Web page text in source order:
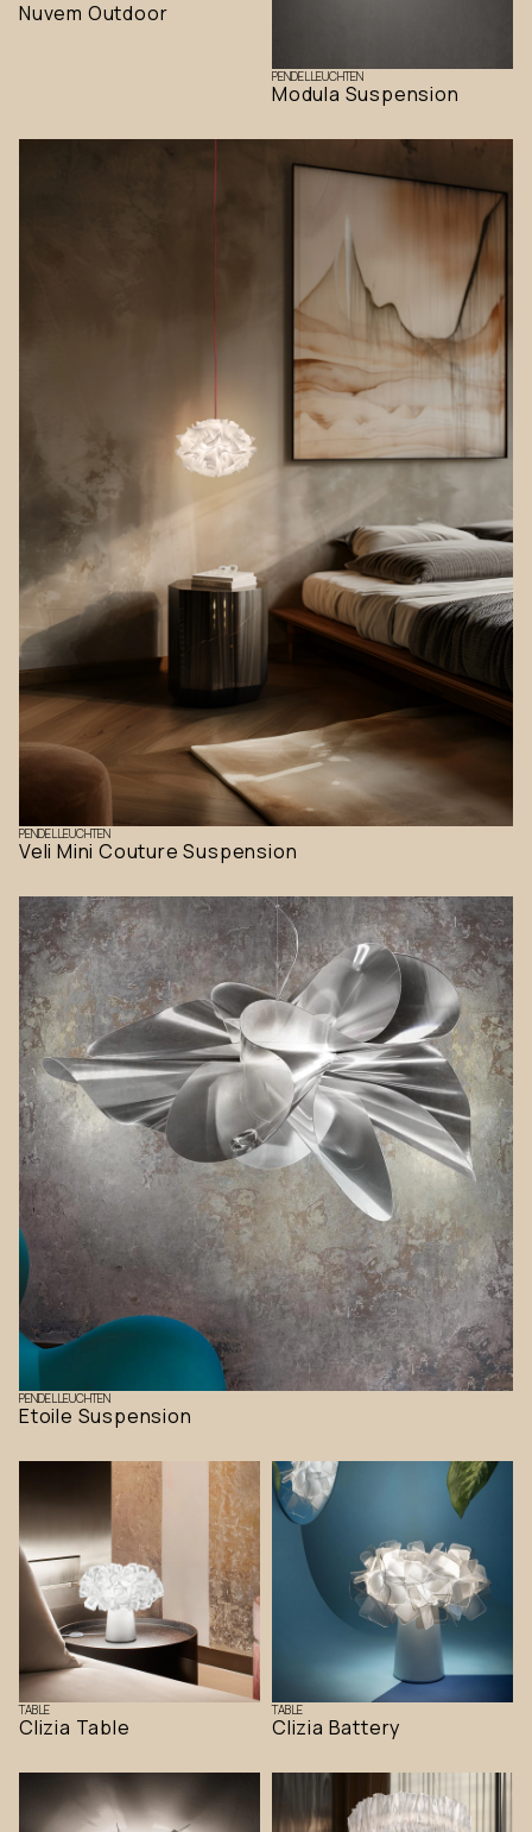
Nuvem Outdoor
PENDELLEUCHTEN
Modula Suspension
PENDELLEUCHTEN
Veli Mini Couture Suspension
PENDELLEUCHTEN
Etoile Suspension
TABLE
Clizia Table
TABLE
Clizia Battery